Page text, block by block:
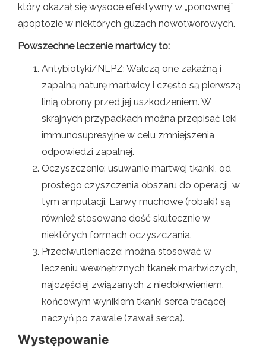
który okazał się wysoce efektywny w „ponownej”
apoptozie w niektórych guzach nowotworowych.
Powszechne leczenie martwicy to:
Antybiotyki/NLPZ: Walczą one zakaźną i
zapalną naturę martwicy i często są pierwszą
linią obrony przed jej uszkodzeniem. W
skrajnych przypadkach można przepisać leki
immunosupresyjne w celu zmniejszenia
odpowiedzi zapalnej.
Oczyszczenie: usuwanie martwej tkanki, od
prostego czyszczenia obszaru do operacji, w
tym amputacji. Larwy muchowe (robaki) są
również stosowane dość skutecznie w
niektórych formach oczyszczania.
Przeciwutleniacze: można stosować w
leczeniu wewnętrznych tkanek martwiczych,
najczęściej związanych z niedokrwieniem,
końcowym wynikiem tkanki serca tracącej
naczyń po zawale (zawał serca).
Występowanie